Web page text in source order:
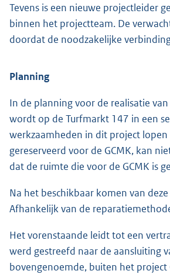
Tevens is een nieuwe projectleider
binnen het projectteam. De
doordat de noodzakelijke
Planning
In de planning voor de realisatie
wordt op de Turfmarkt 147 in een
werkzaamheden in dit project
gereserveerd voor de GCMK, kan
dat de ruimte die voor de GCMK is
Na het beschikbaar komen van
Afhankelijk van de
Het vorenstaande leidt tot een
werd gestreefd naar de aansluiting
bovengenoemde, buiten het project